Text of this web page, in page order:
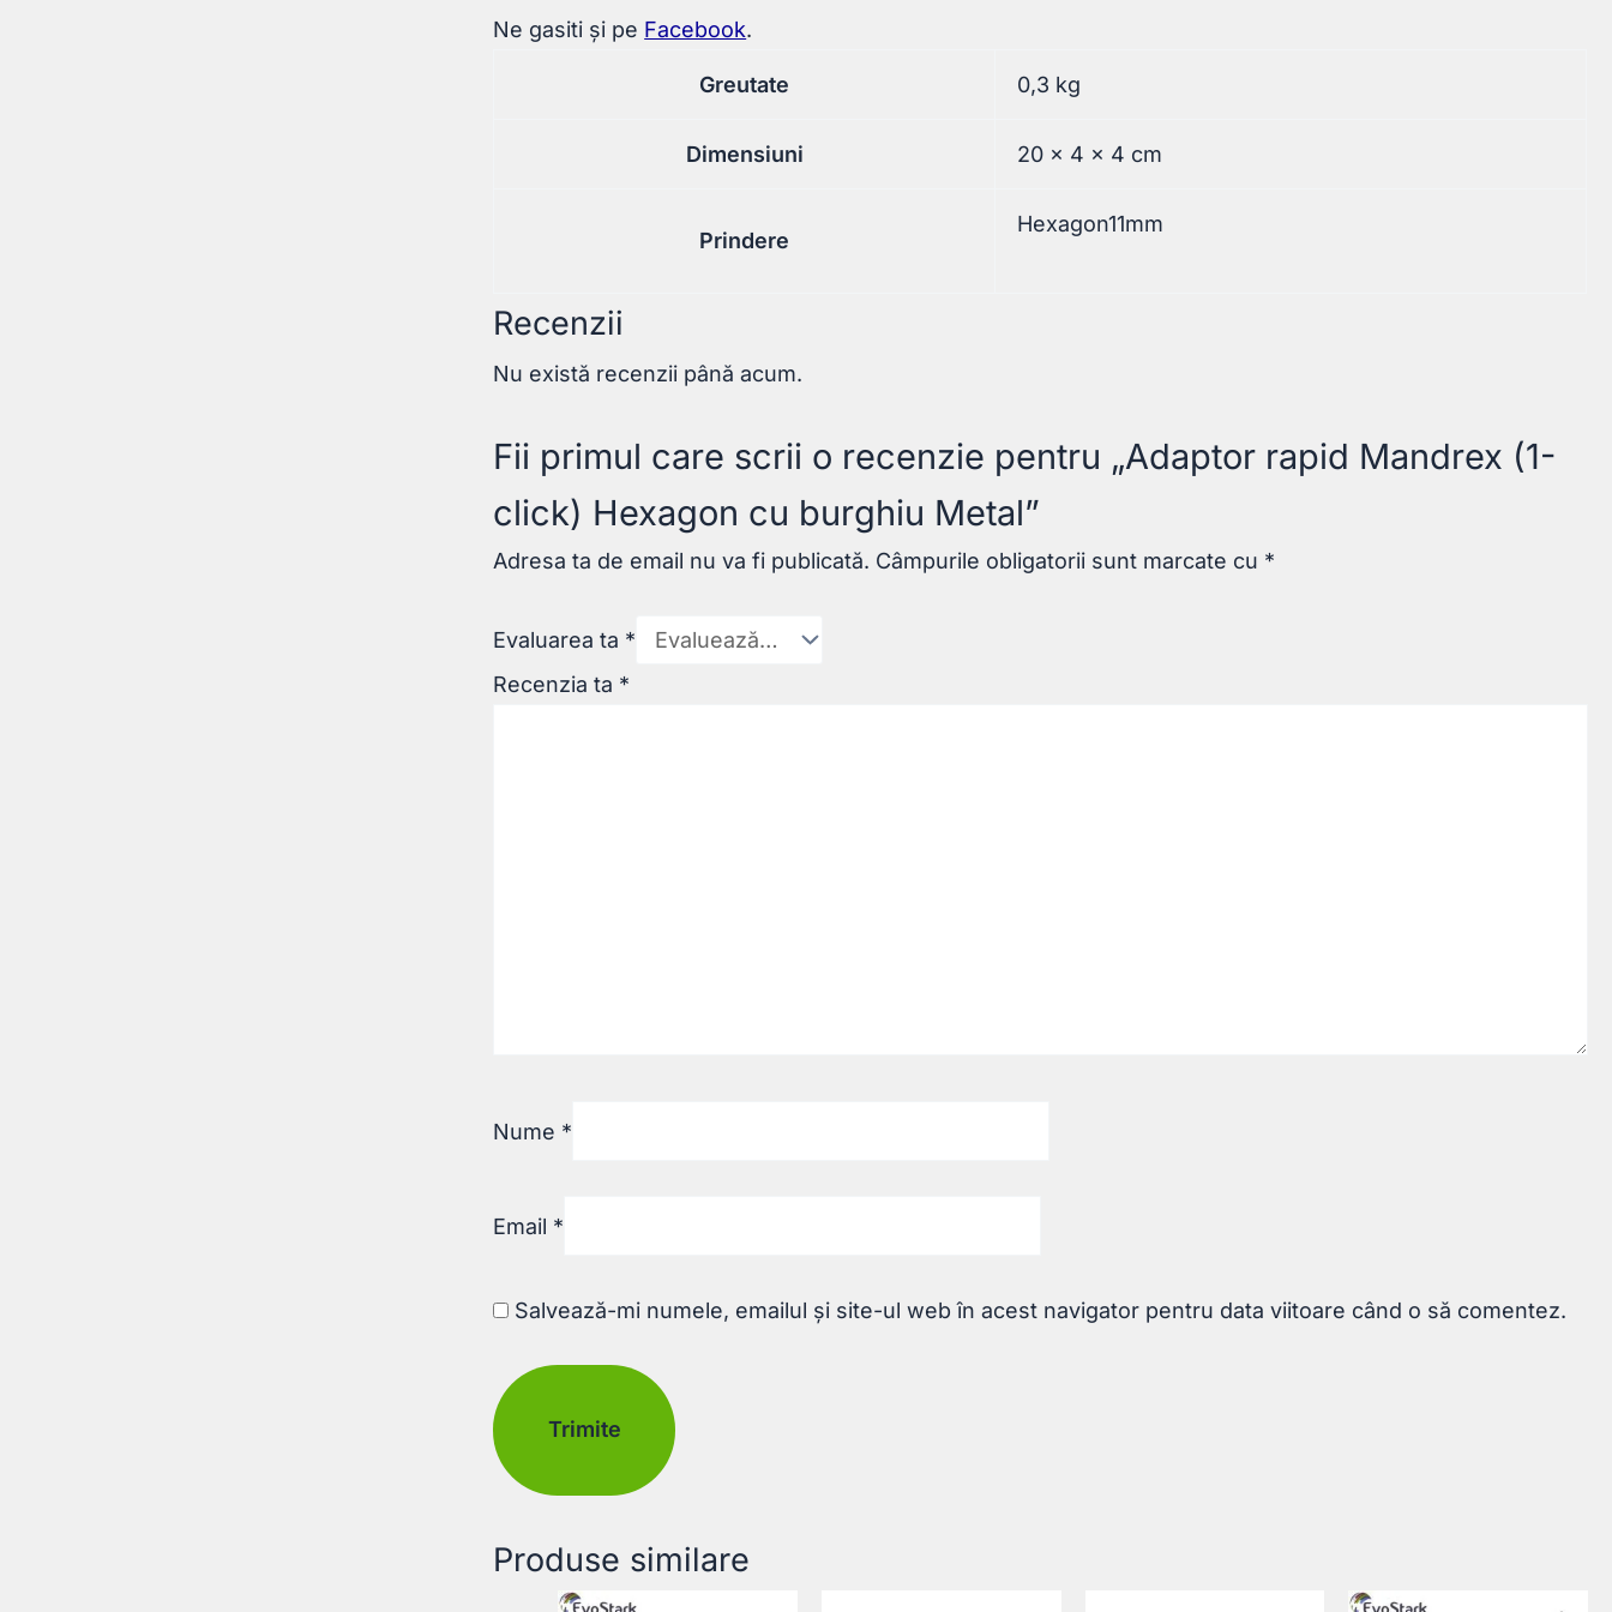
Ne gasiti și pe Facebook.
Greutate 0,3 kg
Dimensiuni 20 × 4 × 4 cm
Prindere
Hexagon11mm
Recenzii
Nu există recenzii până acum.
Fii primul care scrii o recenzie pentru „Adaptor rapid Mandrex (1-
click) Hexagon cu burghiu Metal”
Adresa ta de email nu va fi publicată. Câmpurile obligatorii sunt marcate cu *
Evaluarea ta *
Recenzia ta *
Nume *
Email *
Salvează-mi numele, emailul și site-ul web în acest navigator pentru data viitoare când o să comentez.
Produse similare